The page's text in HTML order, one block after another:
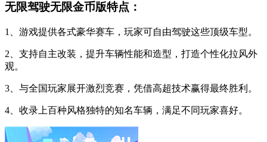
无限驾驶无限金币版特点：
1、游戏提供各式豪华赛车，玩家可自由驾驶这些顶级车型。
2、支持自主改装，提升车辆性能和造型，打造个性化拉风外
观。
3、与全国玩家展开激烈竞赛，凭借高超技术赢得最终胜利。
4、收录上百种风格独特的知名车辆，满足不同玩家喜好。